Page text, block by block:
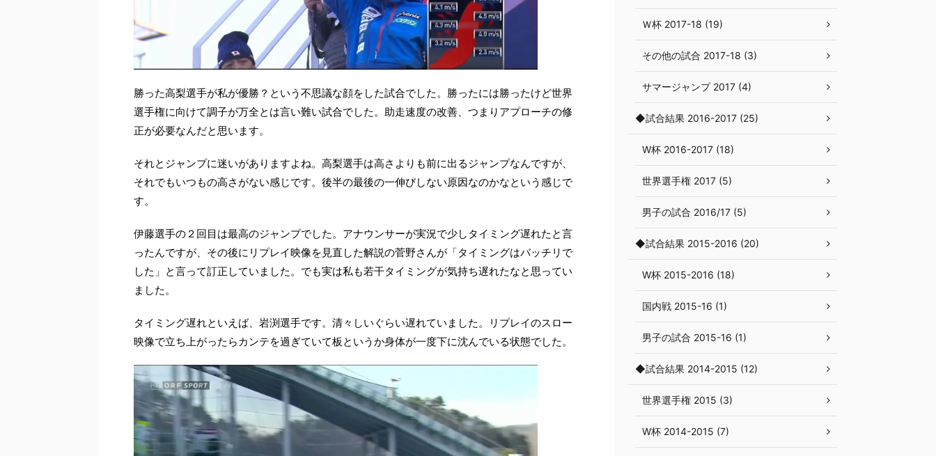
勝った高梨選手が私が優勝？という不思議な顔をした試合でした。勝ったには勝ったけど世界
選手権に向けて調子が万全とは言い難い試合でした。助走速度の改善、つまりアプローチの修
正が必要なんだと思います。
それとジャンプに迷いがありますよね。高梨選手は高さよりも前に出るジャンプなんですが、
それでもいつもの高さがない感じです。後半の最後の一伸びしない原因なのかなという感じで
す。
伊藤選手の２回目は最高のジャンプでした。アナウンサーが実況で少しタイミング遅れたと言
ったんですが、その後にリプレイ映像を見直した解説の菅野さんが「タイミングはバッチリで
した」と言って訂正していました。でも実は私も若干タイミングが気持ち遅れたなと思ってい
ました。
タイミング遅れといえば、岩渕選手です。清々しいぐらい遅れていました。リプレイのスロー
映像で立ち上がったらカンテを過ぎていて板というか身体が一度下に沈んでいる状態でした。
Ｗ杯 2017-18 (19)
その他の試合 2017-18 (3)
サマージャンプ 2017 (4)
◆試合結果 2016-2017 (25)
W杯 2016-2017 (18)
世界選手権 2017 (5)
男子の試合 2016/17 (5)
◆試合結果 2015-2016 (20)
W杯 2015-2016 (18)
国内戦 2015-16 (1)
男子の試合 2015-16 (1)
◆試合結果 2014-2015 (12)
世界選手権 2015 (3)
W杯 2014-2015 (7)